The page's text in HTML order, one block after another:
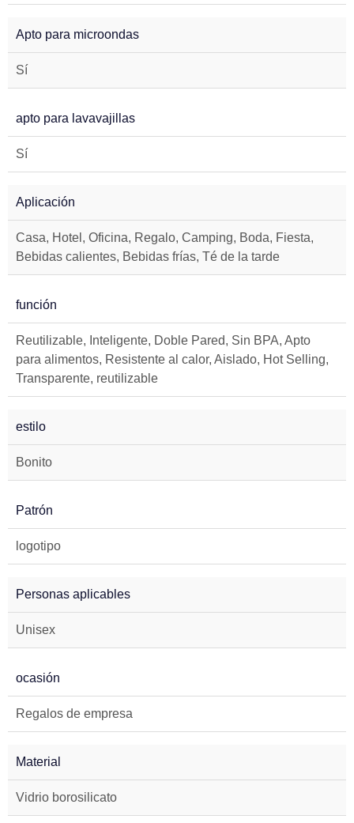
Apto para microondas
Sí
apto para lavavajillas
Sí
Aplicación
Casa, Hotel, Oficina, Regalo, Camping, Boda, Fiesta,
Bebidas calientes, Bebidas frías, Té de la tarde
función
Reutilizable, Inteligente, Doble Pared, Sin BPA, Apto
para alimentos, Resistente al calor, Aislado, Hot Selling,
Transparente, reutilizable
estilo
Bonito
Patrón
logotipo
Personas aplicables
Unisex
ocasión
Regalos de empresa
Material
Vidrio borosilicato